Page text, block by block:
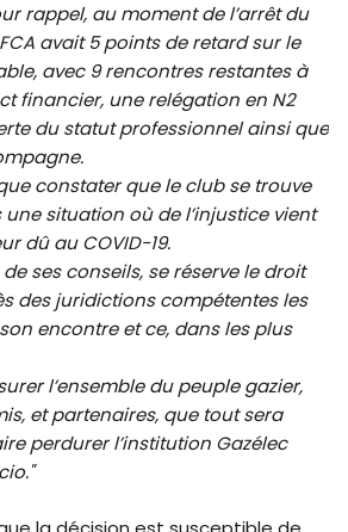
rappel, au moment de l’arrêt du
avait 5 points de retard sur le
avec 9 rencontres restantes à
financier, une relégation en N2
du statut professionnel ainsi que
constater que le club se trouve
situation où de l’injustice vient
dû au COVID-19.
de ses conseils, se réserve le droit
des juridictions compétentes les
encontre et ce, dans les plus
l’ensemble du peuple gazier,
et partenaires, que tout sera
perdurer l’institution Gazélec